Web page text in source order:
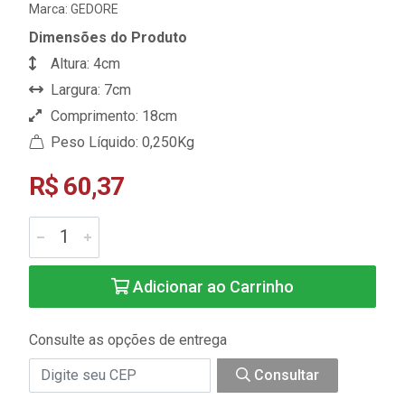
Marca: GEDORE
Dimensões do Produto
Altura: 4cm
Largura: 7cm
Comprimento: 18cm
Peso Líquido: 0,250Kg
R$ 60,37
Adicionar ao Carrinho
Consulte as opções de entrega
Consultar